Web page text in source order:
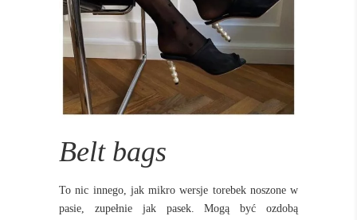
Belt bags
To nic innego, jak mikro wersje torebek noszone w
pasie, zupełnie jak pasek. Mogą być ozdobą